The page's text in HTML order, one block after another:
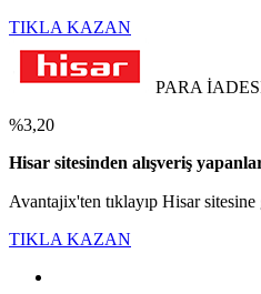
TIKLA KAZAN
PARA
%3,20
Hisar sitesinden alışveriş
Avantajix'ten tıklayıp Hisar
TIKLA KAZAN